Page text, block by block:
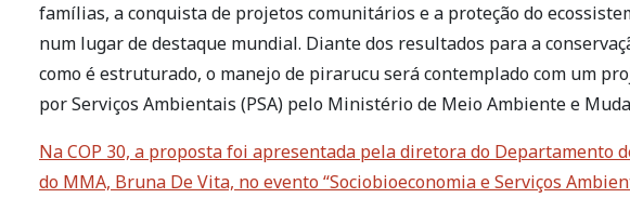
famílias, a conquista de projetos comunitários e a proteção do
num lugar de destaque mundial. Diante dos resultados para a
como é estruturado, o manejo de pirarucu será contemplado com um
por Serviços Ambientais (PSA) pelo Ministério de Meio Ambiente e
Na COP 30, a proposta foi apresentada pela diretora do Departamento
do MMA, Bruna De Vita, no evento “Sociobioeconomia e Serviços